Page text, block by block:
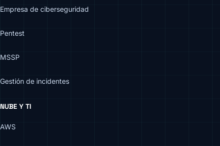
Empresa de ciberseguridad
Pentest
MSSP
Gestión de incidentes
NUBE Y TI
AWS